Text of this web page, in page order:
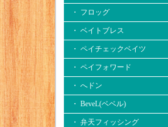
・ フロッグ
・ ベイトブレス
・ ペイチェックベイツ
・ ペイフォワード
・ へドン
・ BeveL(ベベル)
・ 弁天フィッシング